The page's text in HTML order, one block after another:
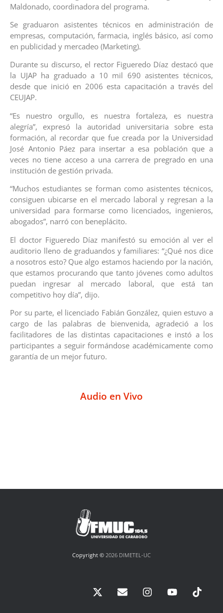
Maldonado, coordinadora del programa.
Se graduaron asistentes técnicos en administración de
empresas, computación, farmacia, inglés básico, así como
en publicidad y mercadeo (Marketing).
Durante su discurso, el rector Figueredo Díaz destacó que
la UJAP ha graduado a 10 mil 690 asistentes técnicos,
desde que inició en 2006 esta capacitación a través del
CEUJAP.
“Es nuestro orgullo, es nuestra fortaleza, es nuestra
alegría”, expresó la autoridad universitaria sobre esta
formación, al recordar que fue creada por la Universidad
José Antonio Páez para insertar a esa población que a
veces no tiene acceso a una carrera de pregrado en una
institución de gestión privada.
“Muchos estudiantes se forman como asistentes técnicos,
consiguen ubicarse en el mercado laboral y regresan a la
universidad para formarse como licenciados, ingenieros,
abogados”, narró con beneplácito.
El doctor Figueredo Díaz manifestó su emoción al ver el
auditorio lleno de graduandos y familiares: “¿Qué nos dice
a nosotros esto? Que algo estamos haciendo por la nación,
que estamos procurando que tanto jóvenes como adultos
puedan ingresar al mercado laboral, que está tan
competitivo hoy día”, dijo.
Por su parte, el licenciado Fabián González, quien estuvo a
cargo de las palabras de bienvenida, agradeció a los
facilitadores de las distintas capacitaciones e instó a los
participantes a seguir formándose académicamente como
garantía de un mejor futuro.
Audio en Vivo
Copyright © 2026 DIMETEL-UC